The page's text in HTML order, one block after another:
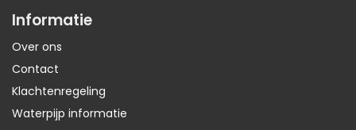
Informatie
Over ons
Contact
Klachtenregeling
Waterpijp informatie